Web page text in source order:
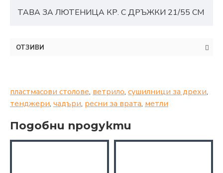
TAВА ЗА ЛЮТЕНИЦА КР. С ДРЪЖКИ 21/55 СМ
ОТЗИВИ
пластмасови столове, ветрило, сушилници за дрехи,
тенджери, чадъри, ресни за врата, метли
Подобни продукти